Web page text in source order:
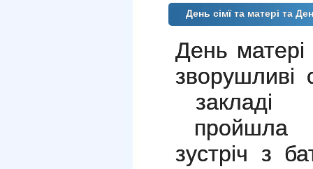
День сімї та матері та
День матері
пройшла
зустріч з